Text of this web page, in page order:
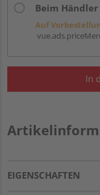
Beim
Auf
In
EIGENSCHAFTEN